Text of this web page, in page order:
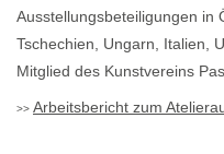
Ausstellungsbeteiligungen in
Tschechien, Ungarn, Italien,
Mitglied des Kunstvereins
Arbeitsbericht zum